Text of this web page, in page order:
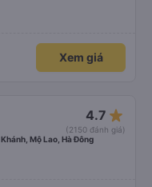
Xem giá
4.7 star_rate
(2150 đánh giá)
Mộ Lao, Hà Đông